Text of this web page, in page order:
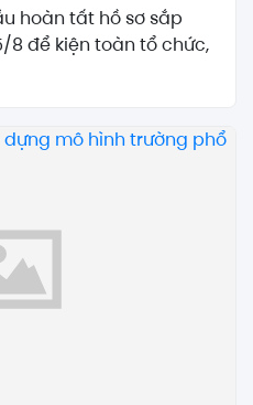
hoàn tất hồ sơ sắp
8 để kiện toàn tổ chức,